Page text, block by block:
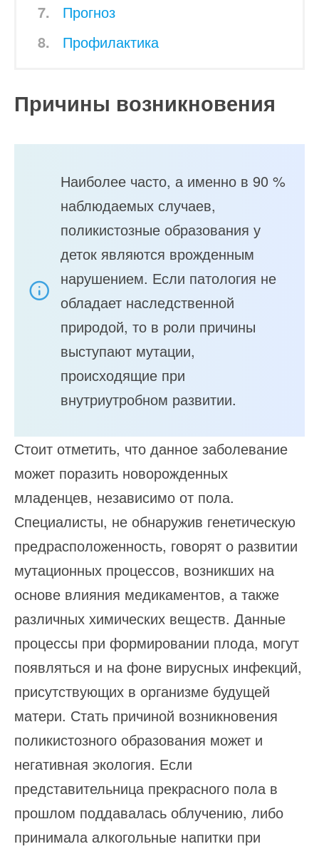
Прогноз
Профилактика
Причины возникновения
Наиболее часто, а именно в 90 %
наблюдаемых случаев,
поликистозные образования у
деток являются врожденным
нарушением. Если патология не
обладает наследственной
природой, то в роли причины
выступают мутации,
происходящие при
внутриутробном развитии.
Стоит отметить, что данное заболевание
может поразить новорожденных
младенцев, независимо от пола.
Специалисты, не обнаружив генетическую
предрасположенность, говорят о развитии
мутационных процессов, возникших на
основе влияния медикаментов, а также
различных химических веществ. Данные
процессы при формировании плода, могут
появляться и на фоне вирусных инфекций,
присутствующих в организме будущей
матери. Стать причиной возникновения
поликистозного образования может и
негативная экология. Если
представительница прекрасного пола в
прошлом поддавалась облучению, либо
принимала алкогольные напитки при